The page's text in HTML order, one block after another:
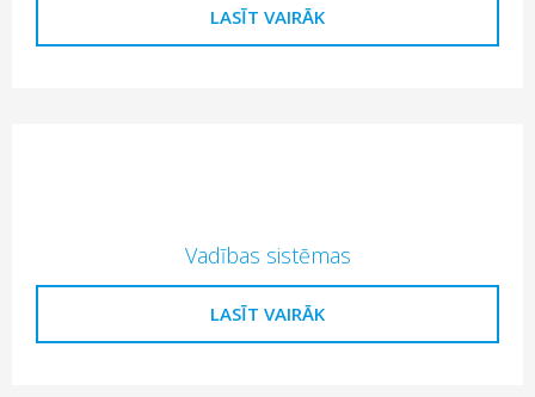
LASĪT VAIRĀK
Vadības sistēmas
LASĪT VAIRĀK